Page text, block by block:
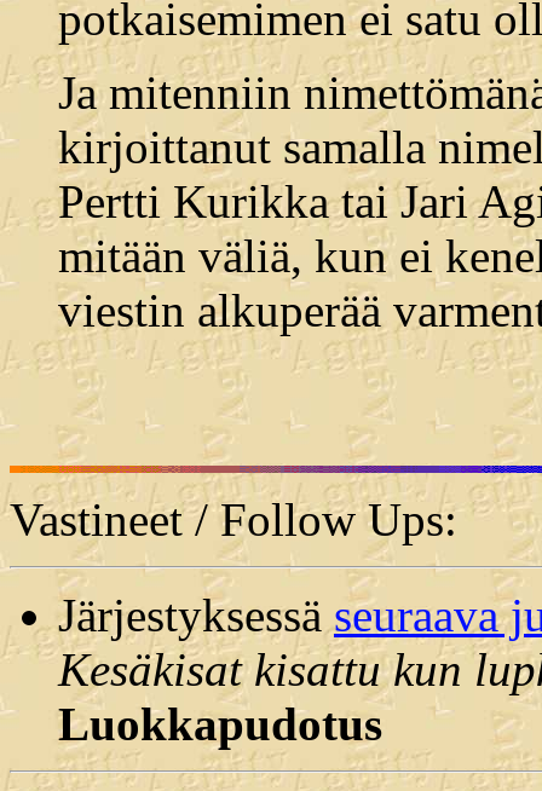
potkaisemimen ei satu
Ja mitenniin
kirjoittanut samalla
Pertti Kurikka tai Jari
mitään väliä, kun ei
viestin alkuperää
Vastineet / Follow Ups:
Järjestyksessä seuraava
Kesäkisat kisattu kun
Luokkapudotus